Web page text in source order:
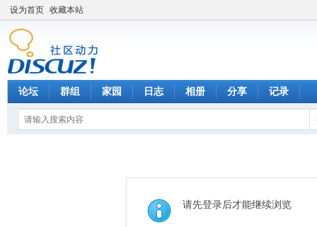
设为首页 收藏本站
论坛 群组 家园 日志 相册 分享 记录
请先登录后才能继续浏览